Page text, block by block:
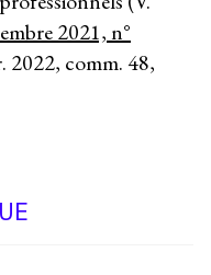
2021, n°
2022, comm. 48,